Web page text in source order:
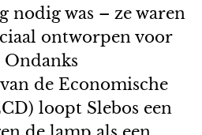
nodig was – ze waren
ontworpen voor
de Economische
loopt Slebos een